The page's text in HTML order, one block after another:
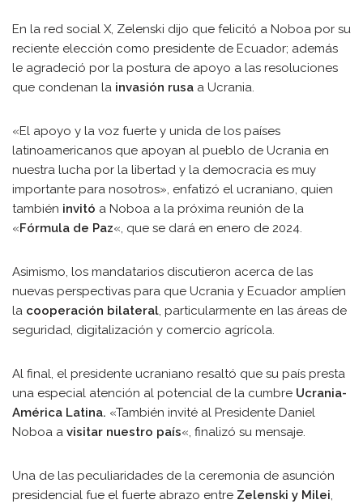
En la red social X, Zelenski dijo que felicitó a Noboa por su
reciente elección como presidente de Ecuador; además
le agradeció por la postura de apoyo a las resoluciones
que condenan la invasión rusa a Ucrania.
«El apoyo y la voz fuerte y unida de los países
latinoamericanos que apoyan al pueblo de Ucrania en
nuestra lucha por la libertad y la democracia es muy
importante para nosotros», enfatizó el ucraniano, quien
también invitó a Noboa a la próxima reunión de la
«Fórmula de Paz«, que se dará en enero de 2024.
Asimismo, los mandatarios discutieron acerca de las
nuevas perspectivas para que Ucrania y Ecuador amplíen
la cooperación bilateral, particularmente en las áreas de
seguridad, digitalización y comercio agrícola.
Al final, el presidente ucraniano resaltó que su país presta
una especial atención al potencial de la cumbre Ucrania-
América Latina. «También invité al Presidente Daniel
Noboa a visitar nuestro país«, finalizó su mensaje.
Una de las peculiaridades de la ceremonia de asunción
presidencial fue el fuerte abrazo entre Zelenski y Milei,